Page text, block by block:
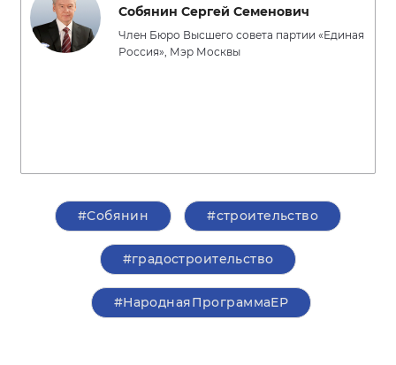
Собянин Сергей Семенович
Член Бюро Высшего совета партии «Единая
Россия», Мэр Москвы
#Собянин #строительство
#градостроительство
#НароднаяПрограммаЕР